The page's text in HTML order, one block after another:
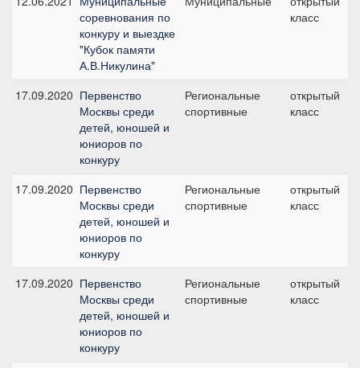
соревнования по
конкуру и выездке
"Кубок памяти
А.В.Никулина"
класс
17.09.2020 Первенство
Москвы среди
детей, юношей и
юниоров по
конкуру
Региональные
спортивные
открытый
класс
17.09.2020 Первенство
Москвы среди
детей, юношей и
юниоров по
конкуру
Региональные
спортивные
открытый
класс
17.09.2020 Первенство
Москвы среди
детей, юношей и
юниоров по
конкуру
Региональные
спортивные
открытый
класс